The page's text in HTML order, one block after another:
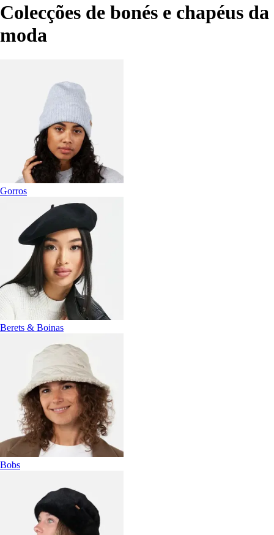
Colecções de bonés e chapéus da
moda
Gorros
Berets & Boinas
Bobs